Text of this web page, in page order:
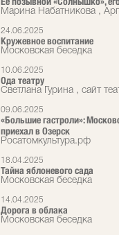
Марина Набатникова ,
24.06.2025
Кружевное воспитание
Московская беседка
10.06.2025
Ода театру
Светлана Гурина , сайт
09.06.2025
«Большие гастроли»:
приехал в Озерск
Росатомкультура.рф
18.04.2025
Тайна яблоневого сада
Московская беседка
14.04.2025
Дорога в облака
Московская беседка